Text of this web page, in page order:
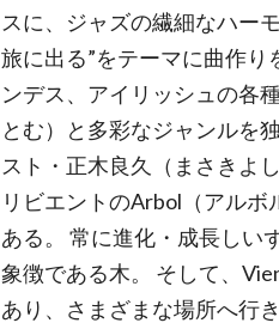
スに、ジャズの繊細なハー
旅に出る”をテーマに曲作
ンデス、アイリッシュの各
とむ）と多彩なジャンルを
スト・正木良久（まさき
リビエントのArbol（アル
ある。 常に進化・成長しい
象徴である木。 そして、
あり、さまざまな場所へ行